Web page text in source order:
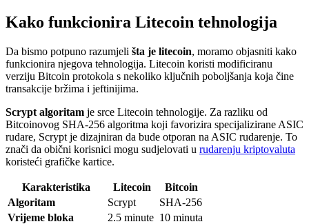
Kako funkcionira Litecoin tehnologija
Da bismo potpuno razumjeli šta je litecoin, moramo objasniti kako
funkcionira njegova tehnologija. Litecoin koristi modificiranu
verziju Bitcoin protokola s nekoliko ključnih poboljšanja koja čine
transakcije bržima i jeftinijima.
Scrypt algoritam je srce Litecoin tehnologije. Za razliku od
Bitcoinovog SHA-256 algoritma koji favorizira specijalizirane ASIC
rudare, Scrypt je dizajniran da bude otporan na ASIC rudarenje. To
znači da obični korisnici mogu sudjelovati u rudarenju kriptovaluta
koristeći grafičke kartice.
Karakteristika Litecoin
Bitcoin
Algoritam
Scrypt
SHA-256
Vrijeme bloka
2.5 minute 10 minuta